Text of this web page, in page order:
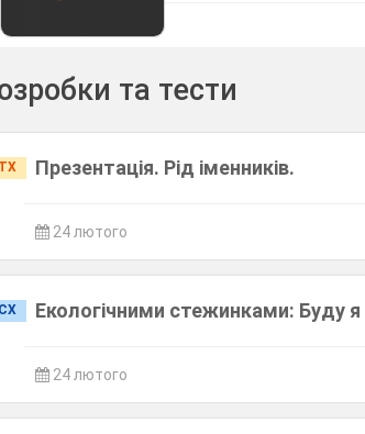
та тести
Презентація. Рід іменників.
24 лютого
Екологічними стежинками: Буду
24 лютого